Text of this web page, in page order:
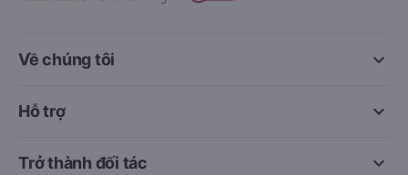
keyboard_arrow_down
Về chúng tôi
keyboard_arrow_down
Hỗ trợ
keyboard_arrow_down
Trở thành đối tác